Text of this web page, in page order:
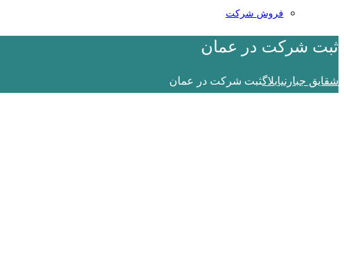
فروش شرکت
ثبت شرکت در عمان
شقایق جبارنیابلاگثبت شرکت در عمان